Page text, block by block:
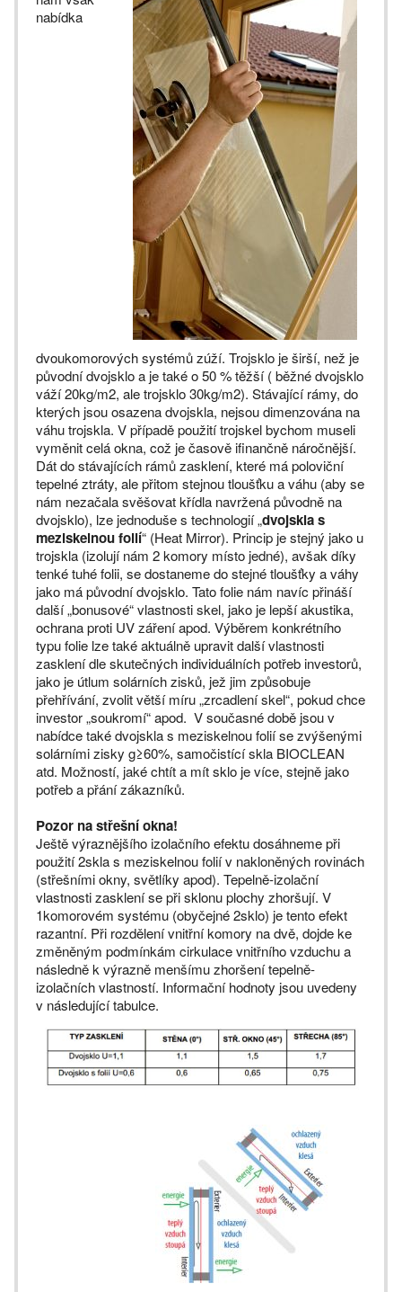
nabídka
dvoukomorových systémů zúží. Trojsklo je širší, než je
původní dvojsklo a je také o 50 % těžší ( běžné dvojsklo
váží 20kg/m2, ale trojsklo 30kg/m2). Stávající rámy, do
kterých jsou osazena dvojskla, nejsou dimenzována na
váhu trojskla. V případě použití trojskel bychom museli
vyměnit celá okna, což je časově ifinančně náročnější.
Dát do stávajících rámů zasklení, které má poloviční
tepelné ztráty, ale přitom stejnou tloušťku a váhu (aby se
nám nezačala svěšovat křídla navržená původně na
dvojsklo), lze jednoduše s technologií „dvojskla s
meziskelnou folií“ (Heat Mirror). Princip je stejný jako u
trojskla (izolují nám 2 komory místo jedné), avšak díky
tenké tuhé folii, se dostaneme do stejné tloušťky a váhy
jako má původní dvojsklo. Tato folie nám navíc přináší
další „bonusové“ vlastnosti skel, jako je lepší akustika,
ochrana proti UV záření apod. Výběrem konkrétního
typu folie lze také aktuálně upravit další vlastnosti
zasklení dle skutečných individuálních potřeb investorů,
jako je útlum solárních zisků, jež jim způsobuje
přehřívání, zvolit větší míru „zrcadlení skel“, pokud chce
investor „soukromí“ apod. V současné době jsou v
nabídce také dvojskla s meziskelnou folií se zvýšenými
solárními zisky g≥60%, samočistící skla BIOCLEAN
atd. Možností, jaké chtít a mít sklo je více, stejně jako
potřeb a přání zákazníků.
Pozor na střešní okna!
Ještě výraznějšího izolačního efektu dosáhneme při
použití 2skla s meziskelnou folií v nakloněných rovinách
(střešními okny, světlíky apod). Tepelně-izolační
vlastnosti zasklení se při sklonu plochy zhoršují. V
1komorovém systému (obyčejné 2sklo) je tento efekt
razantní. Při rozdělení vnitřní komory na dvě, dojde ke
změněným podmínkám cirkulace vnitřního vzduchu a
následně k výrazně menšímu zhoršení tepelně-
izolačních vlastností. Informační hodnoty jsou uvedeny
v následující tabulce.